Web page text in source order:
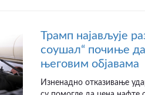
Трамп најављује
соушал“ почиње
његовим објавама
Изненадно отказивање